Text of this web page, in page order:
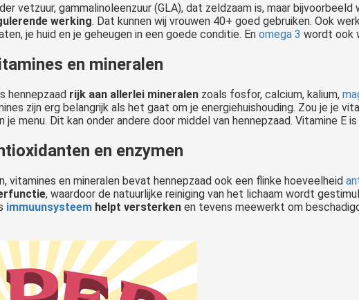
vetzuur, gammalinoleenzuur (GLA), dat zeldzaam is, maar
werking. Dat kunnen wij vrouwen 40+ goed gebruiken. Ook
je huid en je geheugen in een goede conditie. En omega 3 wordt ook
en mineralen
hennepzaad rijk aan allerlei mineralen zoals fosfor, calcium, kalium,
zijn erg belangrijk als het gaat om je energiehuishouding. Zou je je
menu. Dit kan onder andere door middel van hennepzaad. Vitamine E
en enzymen
vitamines en mineralen bevat hennepzaad ook een flinke hoeveelheid
, waardoor de natuurlijke reiniging van het lichaam wordt
immuunsysteem helpt versterken en tevens meewerkt om